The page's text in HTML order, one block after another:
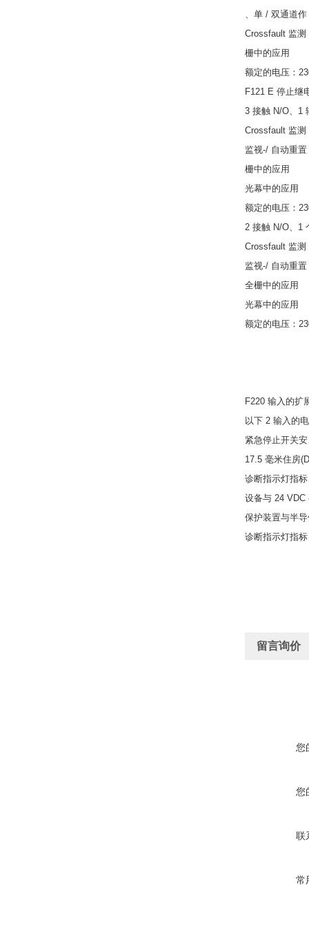
、单 / 双通道作
Crossfault 监测
栅中的应用
额定的电压：
F121 E 停止继
3 接触 N/O、1
Crossfault 监测
监视-/ 自动重置
栅中的应用
光幕中的应用
额定的电压：
2 接触 N/O、1
Crossfault 监测
监视-/ 自动重置
全栅中的应用
光幕中的应用
额定的电压：
F220 输入的扩
以下 2 输入的
紧急停止开关
17.5 毫米住房
诊断指示灯指
设备与 24 VDC
保护装置与半
诊断指示灯指
留言询价
您
您
联
常